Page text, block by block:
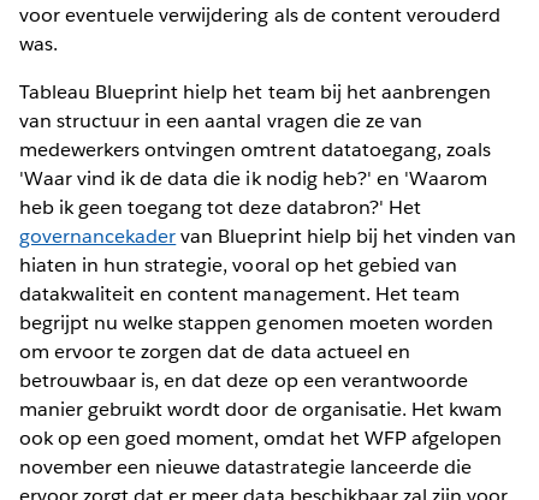
voor eventuele verwijdering als de content verouderd
was.
Tableau Blueprint hielp het team bij het aanbrengen
van structuur in een aantal vragen die ze van
medewerkers ontvingen omtrent datatoegang, zoals
'Waar vind ik de data die ik nodig heb?' en 'Waarom
heb ik geen toegang tot deze databron?' Het
governancekadervan Blueprint hielp bij het vinden van
hiaten in hun strategie, vooral op het gebied van
datakwaliteit en content management. Het team
begrijpt nu welke stappen genomen moeten worden
om ervoor te zorgen dat de data actueel en
betrouwbaar is, en dat deze op een verantwoorde
manier gebruikt wordt door de organisatie. Het kwam
ook op een goed moment, omdat het WFP afgelopen
november een nieuwe datastrategie lanceerde die